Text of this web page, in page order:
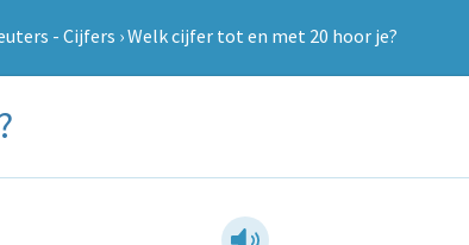
- Cijfers ›Welk cijfer tot en met 20 hoor je?